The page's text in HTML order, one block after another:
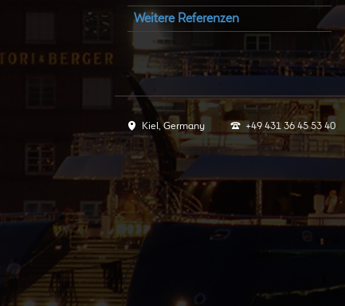
Weitere Referenzen
Kiel, Germany +49 431 36 45 53 40